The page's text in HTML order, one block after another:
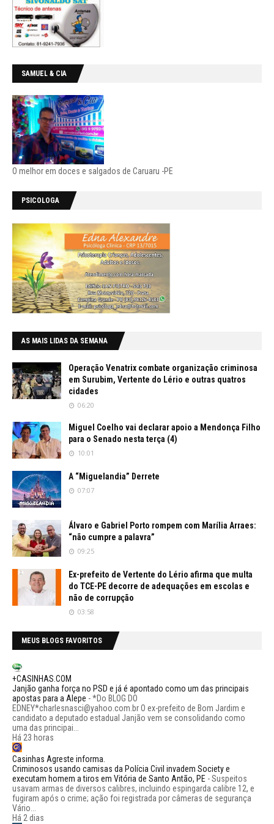
SAMUEL & CIA
O melhor em doces e salgados de Caruaru -PE
PSICOLOGA
AS MAIS LIDAS DA SEMANA
Operação Venatrix combate organização criminosa
em Surubim, Vertente do Lério e outras quatros
cidades
06:20
Miguel Coelho vai declarar apoio a Mendonça Filho
para o Senado nesta terça (4)
10:01
A “Miguelandia” Derrete
07:07
Álvaro e Gabriel Porto rompem com Marília Arraes:
“não cumpre a palavra”
09:25
Ex-prefeito de Vertente do Lério afirma que multa
do TCE-PE decorre de adequações em escolas e
não de corrupção
03:58
MEUS BLOGS FAVORITOS
+CASINHAS.COM
Janjão ganha força no PSD e já é apontado como um das principais
apostas para a Alepe -*Do BLOG DO
EDNEY*charlesnasci@yahoo.com.br O ex-prefeito de Bom Jardim e
candidato a deputado estadual Janjão vem se consolidando como
uma das principai...
Há 23 horas
Casinhas Agreste informa.
Criminosos usando camisas da Polícia Civil invadem Society e
executam homem a tiros em Vitória de Santo Antão, PE -Suspeitos
usavam armas de diversos calibres, incluindo espingarda calibre 12, e
fugiram após o crime; ação foi registrada por câmeras de segurança
Vário...
Há 2 dias